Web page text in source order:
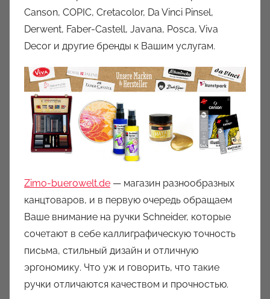
Canson, COPIC, Cretacolor, Da Vinci Pinsel,
Derwent, Faber-Castell, Javana, Posca, Viva
Decor и другие бренды к Вашим услугам.
Zimo-buerowelt.de — магазин разнообразных
канцтоваров, и в первую очередь обращаем
Ваше внимание на ручки Schneider, которые
сочетают в себе каллиграфическую точность
письма, стильный дизайн и отличную
эргономику. Что уж и говорить, что такие
ручки отличаются качеством и прочностью.